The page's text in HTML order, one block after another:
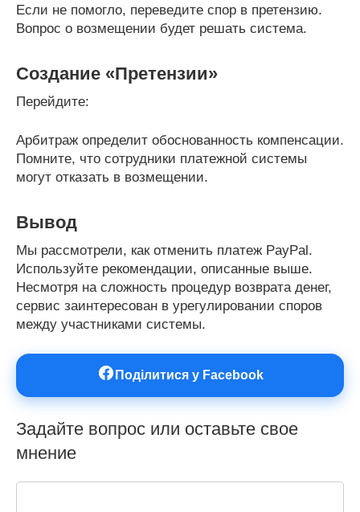
Если не помогло, переведите спор в претензию.
Вопрос о возмещении будет решать система.
Создание «Претензии»
Перейдите:
Арбитраж определит обоснованность компенсации.
Помните, что сотрудники платежной системы
могут отказать в возмещении.
Вывод
Мы рассмотрели, как отменить платеж PayPal.
Используйте рекомендации, описанные выше.
Несмотря на сложность процедур возврата денег,
сервис заинтересован в урегулировании споров
между участниками системы.
Поділитися у Facebook
Задайте вопрос или оставьте свое
мнение